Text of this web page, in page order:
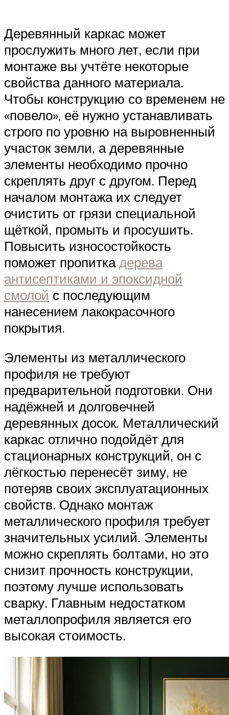
Деревянный каркас может
прослужить много лет, если при
монтаже вы учтёте некоторые
свойства данного материала.
Чтобы конструкцию со временем не
«повело», её нужно устанавливать
строго по уровню на выровненный
участок земли, а деревянные
элементы необходимо прочно
скреплять друг с другом. Перед
началом монтажа их следует
очистить от грязи специальной
щёткой, промыть и просушить.
Повысить износостойкость
поможет пропиткадерева
антисептиками и эпоксидной
смолой с последующим
нанесением лакокрасочного
покрытия.
Элементы из металлического
профиля не требуют
предварительной подготовки. Они
надёжней и долговечней
деревянных досок. Металлический
каркас отлично подойдёт для
стационарных конструкций, он с
лёгкостью перенесёт зиму, не
потеряв своих эксплуатационных
свойств. Однако монтаж
металлического профиля требует
значительных усилий. Элементы
можно скреплять болтами, но это
снизит прочность конструкции,
поэтому лучше использовать
сварку. Главным недостатком
металлопрофиля является его
высокая стоимость.